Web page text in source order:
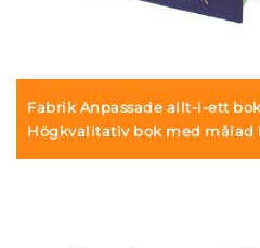
Fabrik Anpassade allt-i-ett
Högkvalitativ bok med målad